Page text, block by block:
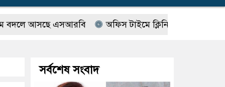
আসছে এসআরবি অফিস টাইমে ক্লিনিকে রোগী দেখছিলেন
সর্বশেষ সংবাদ